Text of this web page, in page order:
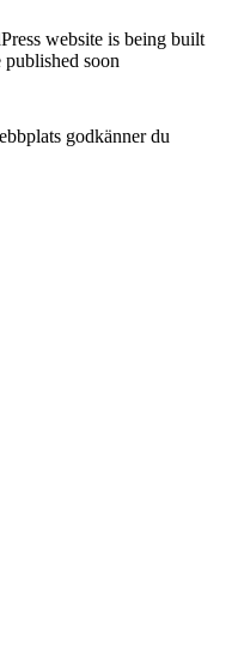
website is being built
soon
godkänner du